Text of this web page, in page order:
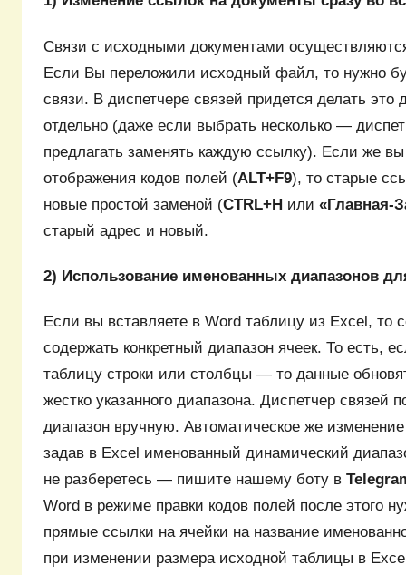
Связи с исходными документами
Если Вы переложили исходный файл, то нужно
связи. В диспетчере связей придется делать это
отдельно (даже если выбрать несколько —
предлагать заменять каждую ссылку). Если же
отображения кодов полей (ALT+F9), то старые
новые простой заменой (CTRL+H или «Главная-
старый адрес и новый.
2) Использование именованных диапазонов
Если вы вставляете в Word таблицу из Excel, то
содержать конкретный диапазон ячеек. То есть,
таблицу строки или столбцы — то данные
жестко указанного диапазона. Диспетчер связей
диапазон вручную. Автоматическое же
задав в Excel именованный динамический
не разберетесь — пишите нашему боту в
Word в режиме правки кодов полей после этого
прямые ссылки на ячейки на название
при изменении размера исходной таблицы в